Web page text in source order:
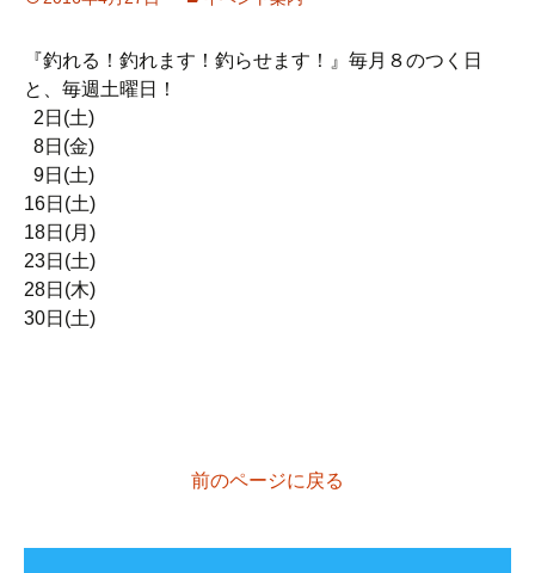
『釣れる！釣れます！釣らせます！』毎月８のつく日
と、毎週土曜日！
2日(土)
8日(金)
9日(土)
16日(土)
18日(月)
23日(土)
28日(木)
30日(土)
前のページに戻る